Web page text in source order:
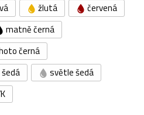
žlutá
červená
matně černá
černá
šedá
světle šedá